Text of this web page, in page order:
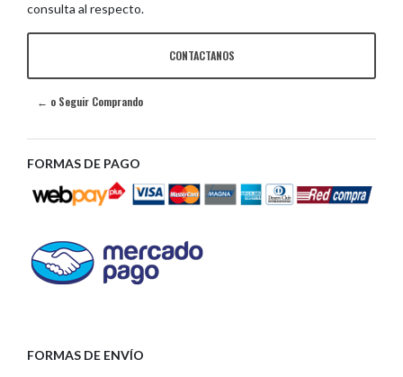
consulta al respecto.
CONTACTANOS
← o Seguir Comprando
FORMAS DE PAGO
FORMAS DE ENVÍO